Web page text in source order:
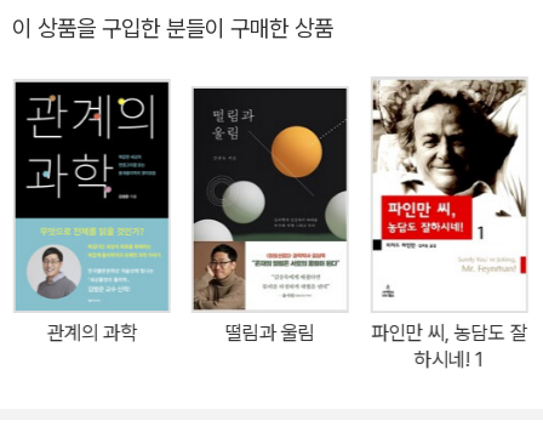
만의 관심분야 이겠는가. ‘세상물정’이라는 질문이 놓여 있는 테이블
문의 귀중함에 주목한다면, 분과학문 사이의 경계를 따져 묻는 일은
부질없기만 하다.
‘세상물정’이라는 공동의 질문이 놓여 있는 테이블에 사회학자의 자
격으로 초대받았다. 그리고 경청했다. ‘세상물정’에 대한 질문의 공통
성은 물리학과 사회학의 머나먼 거리를 순식간에 사라지게 했다. 사
회학자와 물리학자가 우리가 살고 있는 이 동일한 세상의 ‘세상물
정’을 궁금해하는 한, 각자가 속한 분과학문의 차이는 놀랍게도 무색
해졌다.
사회학자와 물리학자는 동일한 세상에 살고 있는 동시대 사람임을
물리학과 김범준 교수가 마주 앉았다. 물리학자와 사회학자가 마주
앉은 테이블, 침묵 이외의 다른 사건을 상상하기 어려운 이 자리에서
대체 어떤 이야기가 오갈까? 사회학과 물리학의 연구대상을 떠올려
보면, 언뜻 두 학문의 접점이 보이지 않는다. 하지만 사회학적 고민과
물리학-통계학적 철학과 방법론이 만났을 때 우리는 세상을 다른 방
식으로 볼 기회를 얻게 된다. 김범준의 주요 연구 주제들은 ‘지금 여
기’ 사회와 정의를 향해 있다. 빅데이터를 이용해 민주주의 사회의 소
통방식을 논하면서 ‘뒷담화를 권’하고, 연결망 과학으로 메르스 사태
를 분석하면서 초기 방역 실패와 정부의 ‘비공개’ 원칙을 상황 악화의
주범으로 ‘과학적으로’ 비판한다. 영호남 지역감정이 ‘의도된 잣대’ 때
이 상품을 구입한 분들이 구매한 상품
관계의 과학 떨림과 울림
파인만 씨, 농담도 잘
하시네! 1